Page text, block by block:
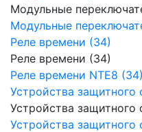
Модульные
Модульные
Реле времени (34)
Реле времени (34)
Реле времени NTE8 (34)
Устройства
Устройства
Устройства